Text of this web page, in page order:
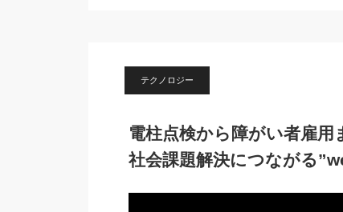
テクノロジー
電柱点検から障がい者雇
社会課題解決につながる